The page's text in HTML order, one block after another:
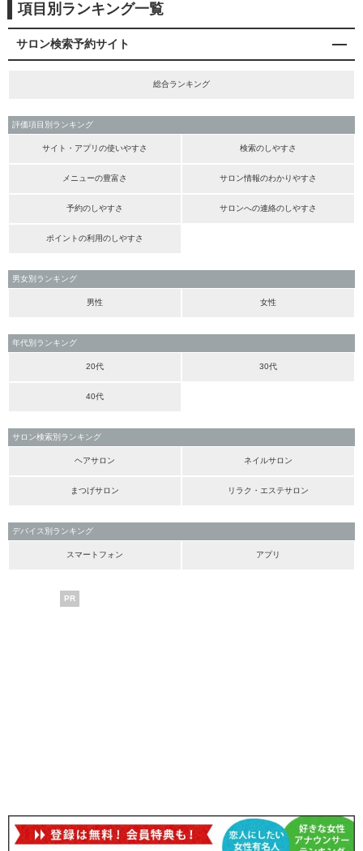
項目別ランキング一覧
サロン検索予約サイト
総合ランキング
評価項目別ランキング
サイト・アプリの使いやすさ 検索のしやすさ
メニューの豊富さ サロン情報のわかりやすさ
予約のしやすさ サロンへの連絡のしやすさ
ポイントの利用のしやすさ
男女別ランキング
男性 女性
年代別ランキング
20代 30代
40代
サロン検索別ランキング
ヘアサロン ネイルサロン
まつげサロン リラク・エステサロン
デバイス別ランキング
スマートフォン アプリ
PR